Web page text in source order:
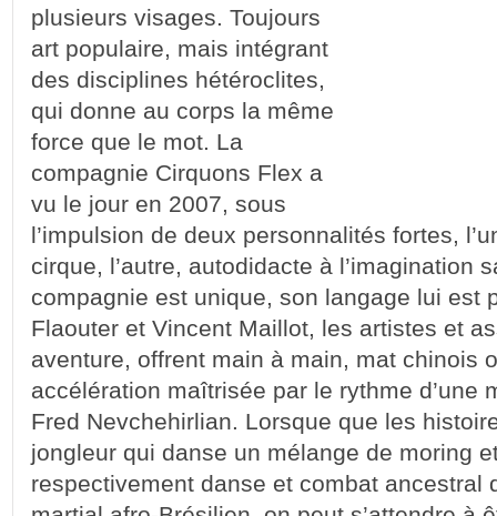
plusieurs visages. Toujours
art populaire, mais intégrant
des disciplines hétéroclites,
qui donne au corps la même
force que le mot. La
compagnie Cirquons Flex a
vu le jour en 2007, sous
l’impulsion de deux personnalités fortes,
cirque, l’autre, autodidacte à l’imagination
compagnie est unique, son langage lui est
Flaouter et Vincent Maillot, les artistes et
aventure, offrent main à main, mat chinois
accélération maîtrisée par le rythme d’une
Fred Nevchehirlian. Lorsque que les
jongleur qui danse un mélange de moring
respectivement danse et combat ancestral